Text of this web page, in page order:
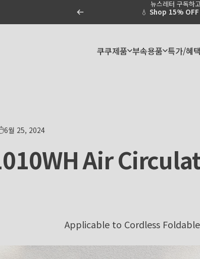
💧Shop 15%
뉴스레터 구독하
쿠쿠제품 부속용품 특가/혜택
6월 25, 2024
Air
Applicable to Cordless